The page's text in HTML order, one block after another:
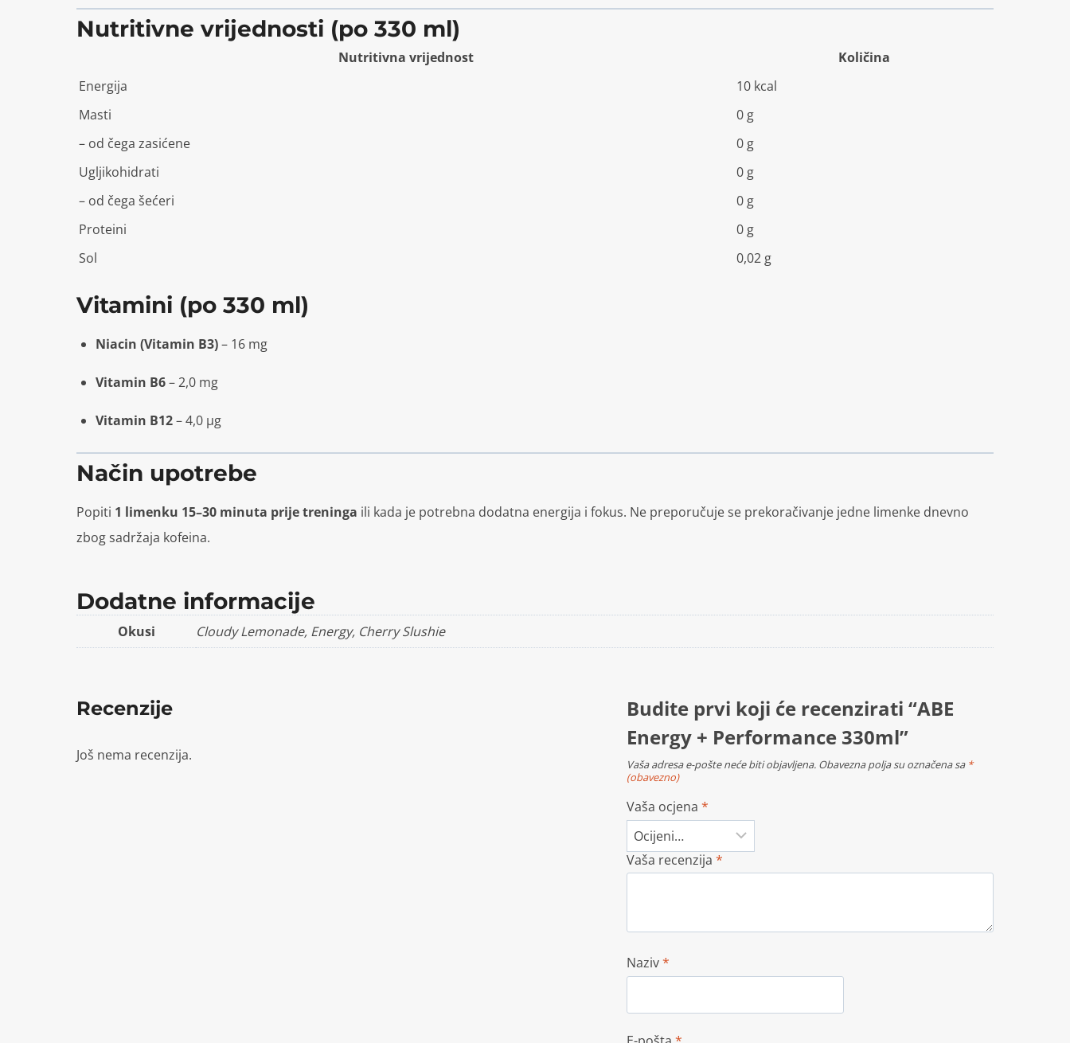
Nutritivne vrijednosti (po 330 ml)
Nutritivna vrijednost
Količina
Energija
10 kcal
Masti
0 g
– od čega zasićene
0 g
Ugljikohidrati
0 g
– od čega šećeri
0 g
Proteini
0 g
Sol
0,02 g
Vitamini (po 330 ml)
Niacin (Vitamin B3)– 16 mg
Vitamin B6– 2,0 mg
Vitamin B12– 4,0 µg
Način upotrebe
Popiti 1 limenku 15–30 minuta prije treninga ili kada je potrebna dodatna energija i fokus. Ne preporučuje se prekoračivanje jedne limenke dnevno
zbog sadržaja kofeina.
Dodatne informacije
Okusi Cloudy Lemonade, Energy, Cherry Slushie
Recenzije
Još nema recenzija.
Budite prvi koji će recenzirati “ABE
Energy + Performance 330ml”
Vaša adresa e-pošte neće biti objavljena. Obavezna polja su označena sa *
(obavezno)
Vaša ocjena*
Vaša recenzija*
Naziv*